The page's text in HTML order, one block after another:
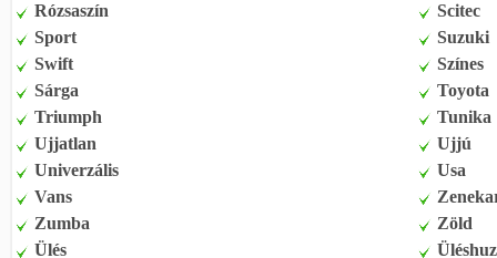
Rózsaszín
Scitec
Sport
Suzuki
Swift
Színes
Sárga
Toyota
Triumph
Tunika
Ujjatlan
Ujjú
Univerzális
Usa
Vans
Zumba
Zöld
Ülés